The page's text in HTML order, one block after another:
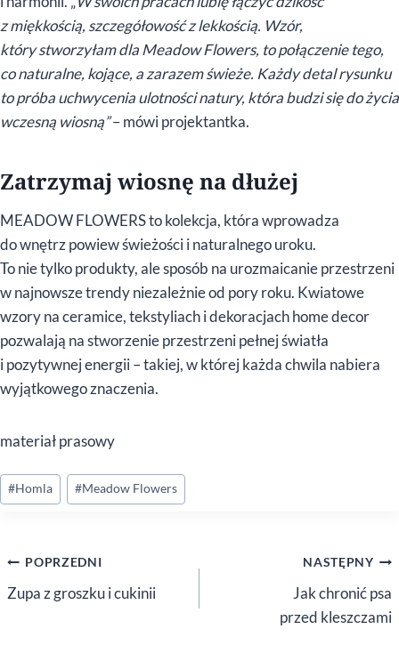
z miękkością, szczegółowość z lekkością. Wzór,
który stworzyłam dla Meadow Flowers, to połączenie tego,
co naturalne, kojące, a zarazem świeże. Każdy detal rysunku
to próba uchwycenia ulotności natury, która budzi się do życia
wczesną wiosną”– mówi projektantka.
Zatrzymaj wiosnę na dłużej
MEADOW FLOWERS to kolekcja, która wprowadza
do wnętrz powiew świeżości i naturalnego uroku.
To nie tylko produkty, ale sposób na urozmaicanie przestrzeni
w najnowsze trendy niezależnie od pory roku. Kwiatowe
wzory na ceramice, tekstyliach i dekoracjach home decor
pozwalają na stworzenie przestrzeni pełnej światła
i pozytywnej energii – takiej, w której każda chwila nabiera
wyjątkowego znaczenia.
materiał prasowy
Tagi
wpisu:
#Homla #Meadow Flowers
Nawigacja
wpisu
POPRZEDNI
Zupa z groszku i cukinii
NASTĘPNY
Jak chronić psa
przed kleszczami